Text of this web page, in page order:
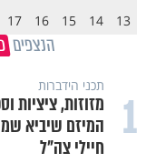
13
14
15
16
17
הנצפים
1 תכני הידברות
מזוזות, ציציות
המיזם שיביא
חיילי צה"ל